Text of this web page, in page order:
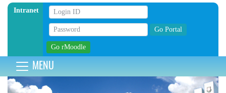
Intranet
MENU